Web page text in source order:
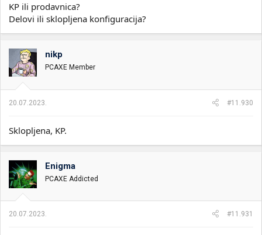
KP ili prodavnica?
Delovi ili sklopljena konfiguracija?
nikp
PCAXE Member
20.07.2023. #11.930
Sklopljena, KP.
Enigma
PCAXE Addicted
20.07.2023. #11.931